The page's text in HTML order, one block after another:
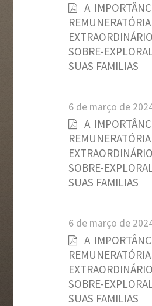
A
SOBRE-
SUAS FAMILIAS
6 de março de
A
SOBRE-
SUAS FAMILIAS
6 de março de
A
SOBRE-
SUAS FAMILIAS